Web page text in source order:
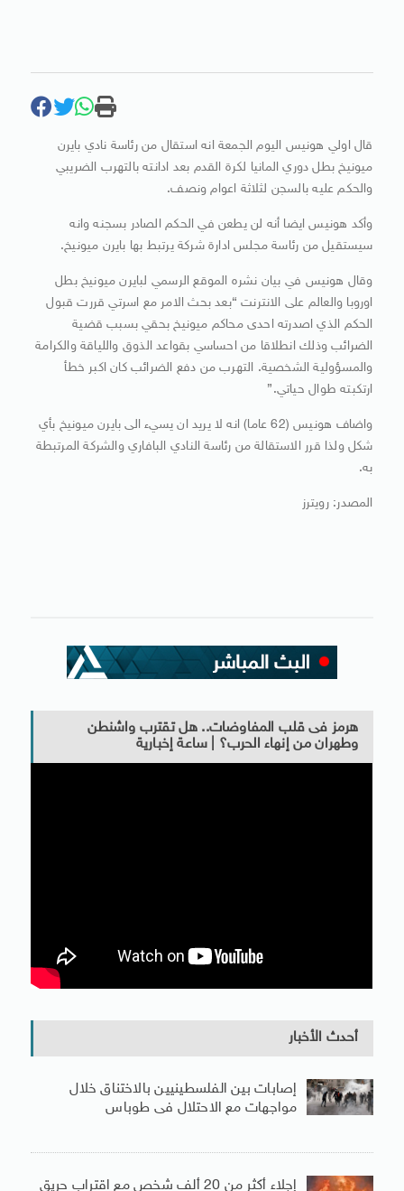
قال اولي هونيس اليوم الجمعة انه استقال من رئاسة نادي بايرن
ميونيخ بطل دوري المانيا لكرة القدم بعد ادانته بالتهرب الضريبي
والحكم عليه بالسجن لثلاثة اعوام ونصف.
وأكد هونيس ايضا أنه لن يطعن في الحكم الصادر بسجنه وانه
سيستقيل من رئاسة مجلس ادارة شركة يرتبط بها بايرن ميونيخ.
وقال هونيس في بيان نشره الموقع الرسمي لبايرن ميونيخ بطل
اوروبا والعالم على الانترنت “بعد بحث الامر مع اسرتي قررت قبول
الحكم الذي اصدرته احدى محاكم ميونيخ بحقي بسبب قضية
الضرائب وذلك انطلاقا من احساسي بقواعد الذوق واللياقة والكرامة
والمسؤولية الشخصية. التهرب من دفع الضرائب كان اكبر خطأ
ارتكبته طوال حياتي.”
واضاف هونيس (62 عاما) انه لا يريد ان يسيء الى بايرن ميونيخ بأي
شكل ولذا قرر الاستقالة من رئاسة النادي البافاري والشركة المرتبطة
به.
المصدر: رويترز
هرمز فى قلب المفاوضات.. هل تقترب واشنطن
وطهران من إنهاء الحرب؟ | ساعة إخبارية
أحدث الأخبار
إصابات بين الفلسطينيين بالاختناق خلال
مواجهات مع الاحتلال فى طوباس
إجلاء أكثر من 20 ألف شخص مع اقتراب حريق